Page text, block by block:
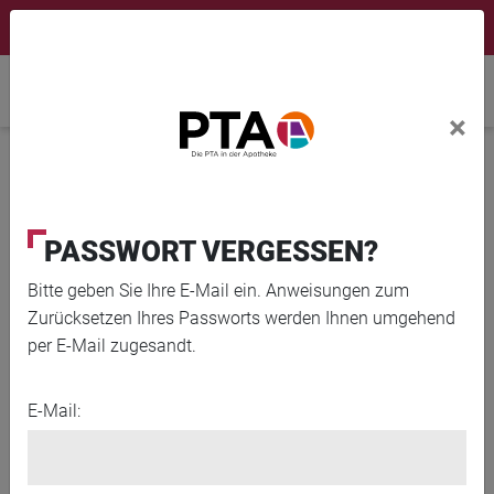
×
PASSWORT VERGESSEN?
Bitte geben Sie Ihre E-Mail ein. Anweisungen zum
Zurücksetzen Ihres Passworts werden Ihnen umgehend
per E-Mail zugesandt.
E-Mail:
×